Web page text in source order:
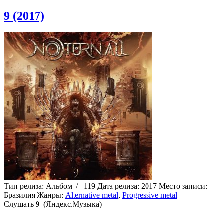
9 (2017)
Тип релиза: Альбом / 119 Дата релиза: 2017 Место записи:
Бразилия Жанры: Alternative metal, Progressive metal
Cлушать 9 (Яндекс.Музыка)